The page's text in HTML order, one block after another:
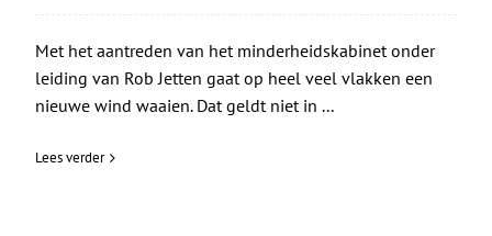
Met het aantreden van het minderheidskabinet onder
leiding van Rob Jetten gaat op heel veel vlakken een
nieuwe wind waaien. Dat geldt niet in ...
Lees verder